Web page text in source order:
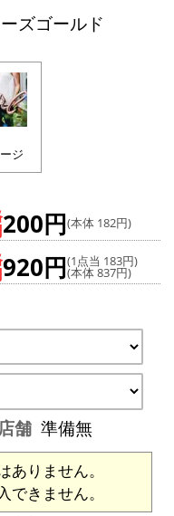
ズゴールド
ジ
200円(本体 182円)
920円(1点当 183円)
(本体 837円)
舗 準備無
りません。
できません。